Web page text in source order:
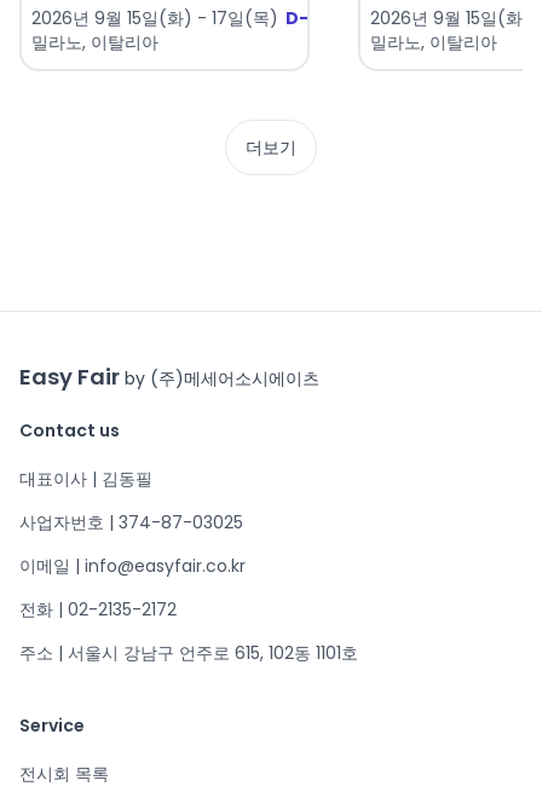
2026년 9월 15일(화) - 17일(목) D-40
밀라노, 이탈리아
2026년 9월 15일(화)
밀라노, 이탈리아
더보기
Easy Fair by (주)메세어소시에이츠
Contact us
대표이사 | 김동필
사업자번호 | 374-87-03025
이메일 | info@easyfair.co.kr
전화 | 02-2135-2172
주소 | 서울시 강남구 언주로 615, 102동 1101호
Service
전시회 목록